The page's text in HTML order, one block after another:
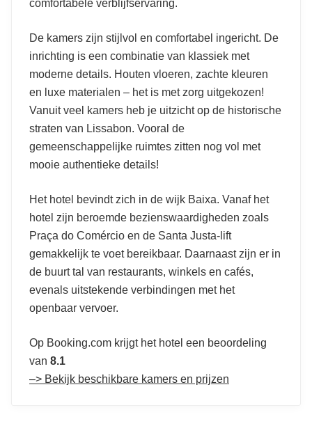
comfortabele verblijfservaring.
De kamers zijn stijlvol en comfortabel ingericht. De
inrichting is een combinatie van klassiek met
moderne details. Houten vloeren, zachte kleuren
en luxe materialen – het is met zorg uitgekozen!
Vanuit veel kamers heb je uitzicht op de historische
straten van Lissabon. Vooral de
gemeenschappelijke ruimtes zitten nog vol met
mooie authentieke details!
Het hotel bevindt zich in de wijk Baixa. Vanaf het
hotel zijn beroemde bezienswaardigheden zoals
Praça do Comércio en de Santa Justa-lift
gemakkelijk te voet bereikbaar. Daarnaast zijn er in
de buurt tal van restaurants, winkels en cafés,
evenals uitstekende verbindingen met het
openbaar vervoer.
Op Booking.com krijgt het hotel een beoordeling
van 8.1
–> Bekijk beschikbare kamers en prijzen